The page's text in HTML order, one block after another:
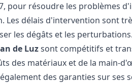
pour résoudre les problèmes
Les délais d'intervention sont
les dégâts et les
de Luzsont compétitifs et
des matériaux et de la main-
des garanties sur ses